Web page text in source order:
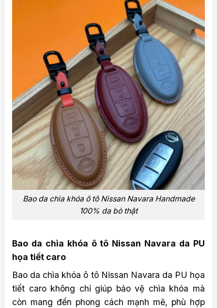
Bao da chìa khóa ô tô Nissan Navara Handmade
100% da bò thật
Bao da chìa khóa ô tô Nissan Navara da PU
họa tiết caro
Bao da chìa khóa ô tô Nissan Navara da PU họa
tiết caro không chỉ giúp bảo vệ chìa khóa mà
còn mang đến phong cách mạnh mẽ, phù hợp